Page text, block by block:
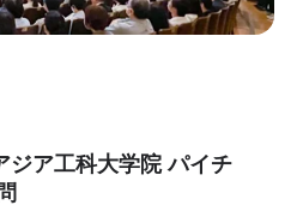
ジア工科大学院 パイチ